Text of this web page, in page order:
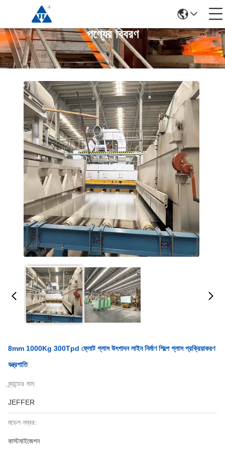
পণ্যের বিবরণ
8mm 1000Kg 300Tpd ফ্লোট গ্লাস উৎপাদন লাইন নির্মাণ শিল্পে গ্লাস প্রক্রিয়াকরণ
যন্ত্রপাতি
ব্র্যান্ডের নাম:
JEFFER
মডেল নম্বর:
কাস্টমাইজেশন